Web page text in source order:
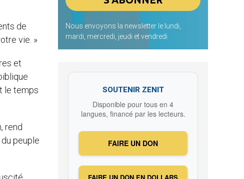
de
vie. »
et
le temps
rend
peuple
Nous envoyons la newsletter le lundi,
mardi, mercredi, jeudi et vendredi
SOUTENIR ZENIT
Disponible pour tous en 4
langues, financé par les lecteurs.
FAIRE UN DON